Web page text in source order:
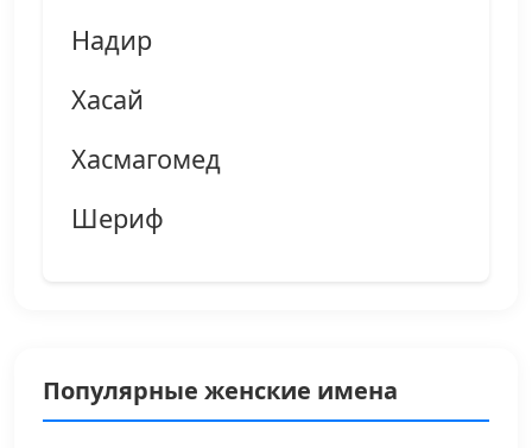
Надир
Хасай
Хасмагомед
Шериф
Популярные женские имена